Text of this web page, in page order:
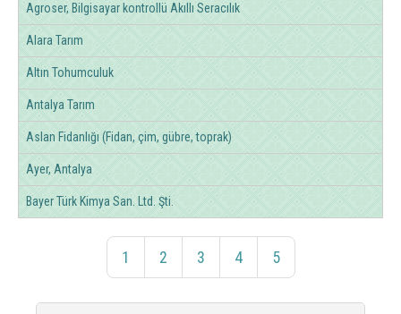
Agroser, Bilgisayar kontrollü Akıllı Seracılık
Alara Tarım
Altın Tohumculuk
Antalya Tarım
Aslan Fidanlığı (Fidan, çim, gübre, toprak)
Ayer, Antalya
Bayer Türk Kimya San. Ltd. Şti.
1 2 3 4 5